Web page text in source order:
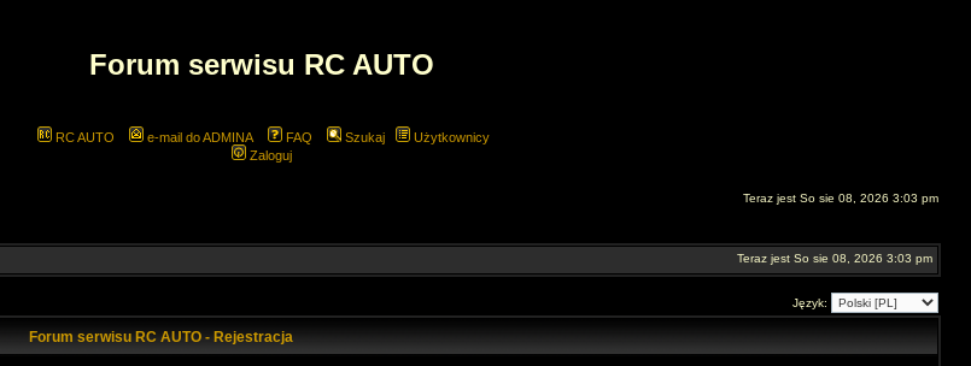
Forum serwisu RC AUTO
RC AUTO e-mail do ADMINA FAQ Szukaj
Użytkownicy
Zaloguj
Teraz jest So sie 08, 2026 3:03 pm
Teraz jest So sie 08, 2026 3:03 pm
Język:
Forum serwisu RC AUTO - Rejestracja